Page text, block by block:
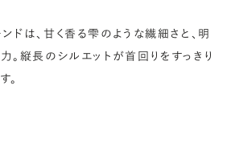
ドは、甘く香る雫のような繊細さと、明
。縦長のシルエットが首回りをすっきり
。